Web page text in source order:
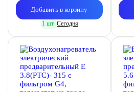
Добавить в корзину
1 шт. Сегодня